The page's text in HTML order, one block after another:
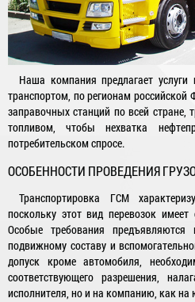
Наша компания предлагает
транспортом, по регионам
заправочных станций по всей стране,
топливом, чтобы нехватка
потребительском спросе.
ОСОБЕННОСТИ ПРОВЕДЕНИЯ
Транспортировка ГСМ
поскольку этот вид перевозок
Особые требования
подвижному составу и
допуск кроме автомобиля,
соответствующего разрешения,
исполнителя, но и на компанию, как на